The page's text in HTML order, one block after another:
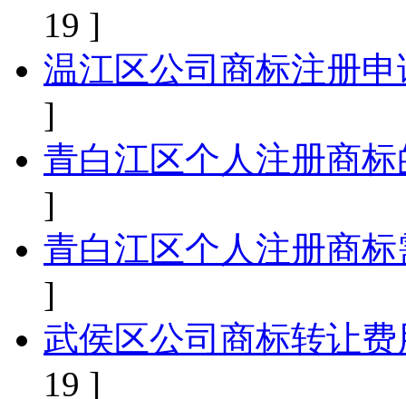
19 ]
温江区公司商标注册
]
青白江区个人注册商
]
青白江区个人注册商
]
武侯区公司商标转让
19 ]